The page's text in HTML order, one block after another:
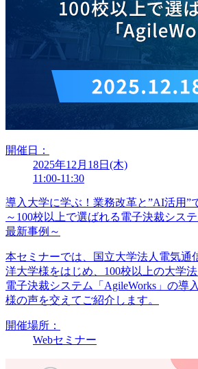
開催日：
2025年12月18日(木)
11:00-11:30
導入大学に学ぶ！業務改革と”AI活用”
～100校以上で選ばれる電子決裁シス
最新事例～
本セミナーでは、国立大学法人電気通
洋大学様をはじめ、100校以上の大学
電子決裁システム「AgileWorks」の導
様の声を交えてご紹介します。
開催場所：
Webセミナー